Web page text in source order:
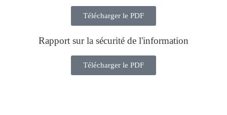
Télécharger le PDF
Rapport sur la sécurité de l'information
Télécharger le PDF